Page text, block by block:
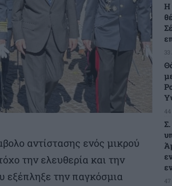
αντίστασης ενός μικρού
την ελευθερία και την
εξέπληξε την παγκόσμια
H